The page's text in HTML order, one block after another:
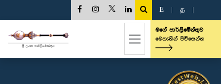
E த
මගේ පාර්ලිමේන්තුව
මෙතැනින් පිවිසෙන්න